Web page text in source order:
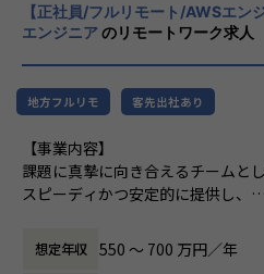
【業務フロー立付＆サポート】
・ITベンダーのドキュメントを日
ーム向けにマニュアル作成（例：
LMS***フローなど）し運用までも
・ITベンダーのラーニングクレジッ
・各部署(オペレーション、ファイ
ングサービス）からの言語対応サ
・トレノケートアジア（SG, MY,
【正社員/フルリモート/AWSエ
エンジニアのリモートワーク求人
地方フルリモ 客先出社あり
【事業内容】
課題に真摯に向き合えるチームと
スピーディかつ安定的に提供し、
発体制の構築・サポートを行います
想定年収 550 〜 700 万円／年